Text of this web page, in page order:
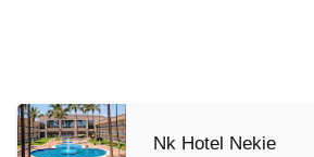
Nk Hotel Nekie